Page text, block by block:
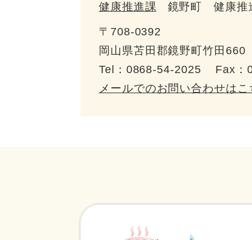
健康推進課 鏡野町 健康推
〒708-0392
岡山県苫田郡鏡野町竹田660
Tel：0868-54-2025
Fax：
メールでのお問い合わせはこ